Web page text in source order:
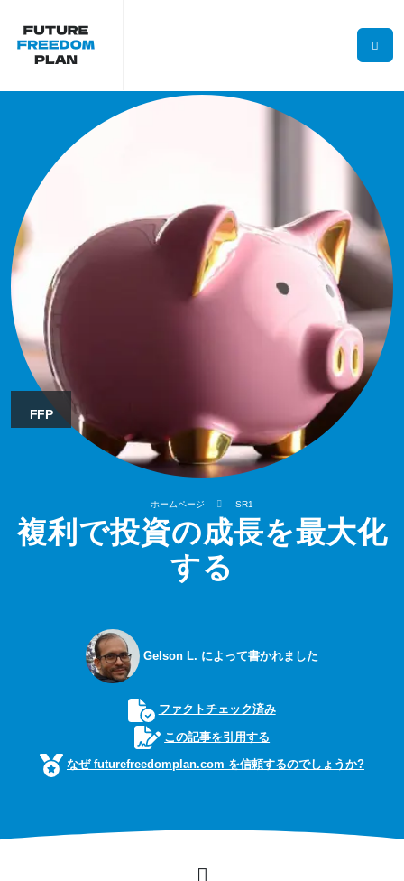
FFP
ホームページ SR1
複利で投資の成長を最大化
する
Gelson L. によって書かれました
ファクトチェック済み
この記事を引用する
なぜ futurefreedomplan.com を信頼するのでしょうか?